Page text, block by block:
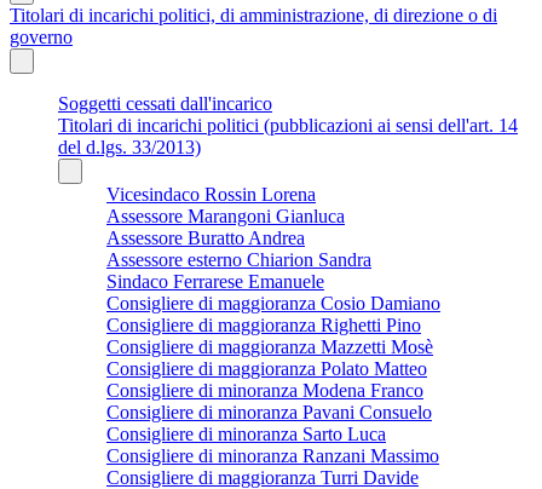
Titolari di incarichi politici, di amministrazione, di direzione o di
governo
Soggetti cessati dall'incarico
Titolari di incarichi politici (pubblicazioni ai sensi dell'art. 14
del d.lgs. 33/2013)
Vicesindaco Rossin Lorena
Assessore Marangoni Gianluca
Assessore Buratto Andrea
Assessore esterno Chiarion Sandra
Sindaco Ferrarese Emanuele
Consigliere di maggioranza Cosio Damiano
Consigliere di maggioranza Righetti Pino
Consigliere di maggioranza Mazzetti Mosè
Consigliere di maggioranza Polato Matteo
Consigliere di minoranza Modena Franco
Consigliere di minoranza Pavani Consuelo
Consigliere di minoranza Sarto Luca
Consigliere di minoranza Ranzani Massimo
Consigliere di maggioranza Turri Davide